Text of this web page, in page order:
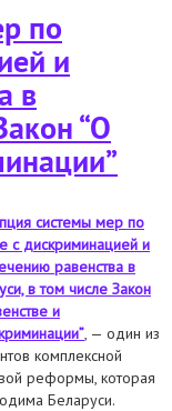
по
и
в
“О
системы мер по
с дискриминацией и
равенства в
в том числе Закон
и
, — один из
комплексной
реформы, которая
Беларуси.